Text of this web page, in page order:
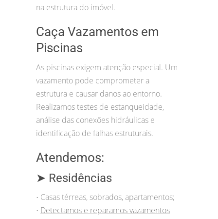
na estrutura do imóvel.
Caça Vazamentos em
Piscinas
As piscinas exigem atenção especial. Um
vazamento pode comprometer a
estrutura e causar danos ao entorno.
Realizamos testes de estanqueidade,
análise das conexões hidráulicas e
identificação de falhas estruturais.
Atendemos:
➤ Residências
• Casas térreas, sobrados, apartamentos;
• Detectamos e reparamos vazamentos